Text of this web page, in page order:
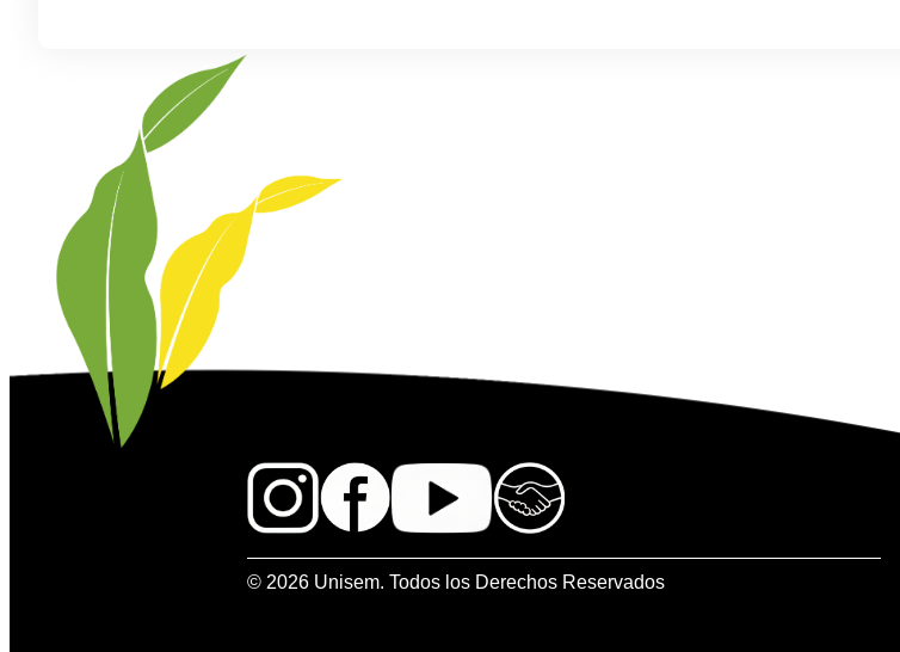
© 2026 Unisem. Todos los Derechos Reservados